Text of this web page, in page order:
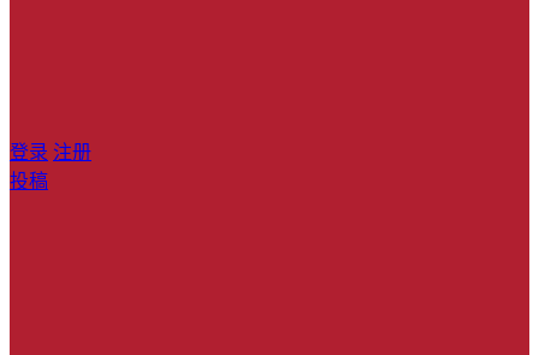
登录 注册
投稿